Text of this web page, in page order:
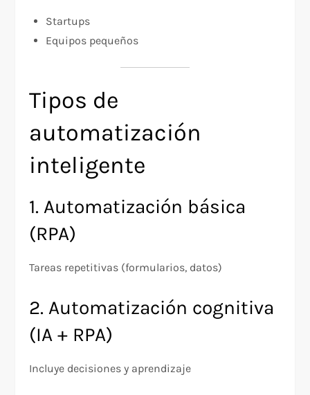
Startups
Equipos pequeños
Tipos de
automatización
inteligente
1. Automatización básica
(RPA)
Tareas repetitivas (formularios, datos)
2. Automatización cognitiva
(IA + RPA)
Incluye decisiones y aprendizaje